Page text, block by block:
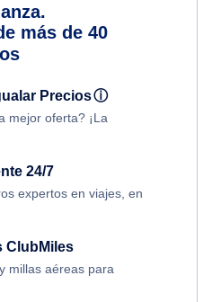
más de 40
Preciosⓘ
mejor oferta? ¡La
24/7
expertos en viajes, en
ClubMiles
millas aéreas para